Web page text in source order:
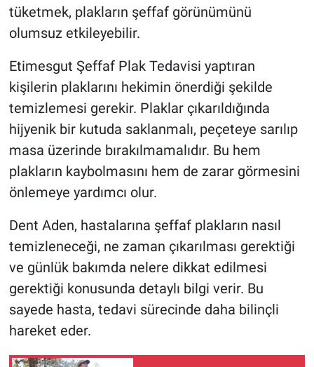
tüketmek, plakların şeffaf görünümünü
olumsuz etkileyebilir.
Etimesgut Şeffaf Plak Tedavisi yaptıran
kişilerin plaklarını hekimin önerdiği şekilde
temizlemesi gerekir. Plaklar çıkarıldığında
hijyenik bir kutuda saklanmalı, peçeteye sarılıp
masa üzerinde bırakılmamalıdır. Bu hem
plakların kaybolmasını hem de zarar görmesini
önlemeye yardımcı olur.
Dent Aden, hastalarına şeffaf plakların nasıl
temizleneceği, ne zaman çıkarılması gerektiği
ve günlük bakımda nelere dikkat edilmesi
gerektiği konusunda detaylı bilgi verir. Bu
sayede hasta, tedavi sürecinde daha bilinçli
hareket eder.